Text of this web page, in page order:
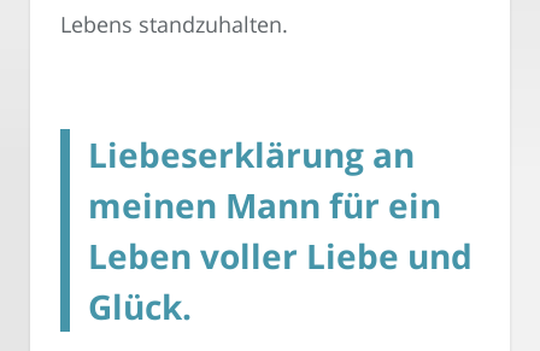
Lebens standzuhalten.
Liebeserklärung an
meinen Mann für ein
Leben voller Liebe und
Glück.